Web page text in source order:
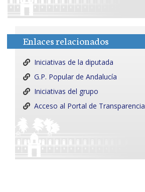
Enlaces relacionados
Iniciativas de la diputada
G.P. Popular de Andalucía
Iniciativas del grupo
Acceso al Portal de Transparencia